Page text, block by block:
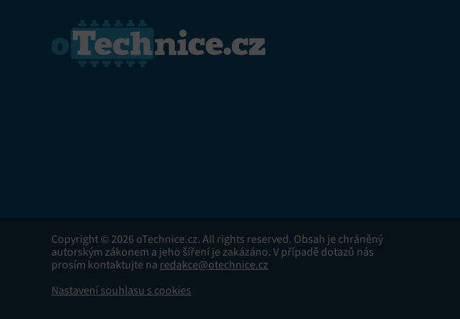
Copyright © 2026 oTechnice.cz. All rights reserved. Obsah je chráněný
autorským zákonem a jeho šíření je zakázáno. V případě dotazů nás
prosím kontaktujte na redakce@otechnice.cz
Nastavení souhlasu s cookies